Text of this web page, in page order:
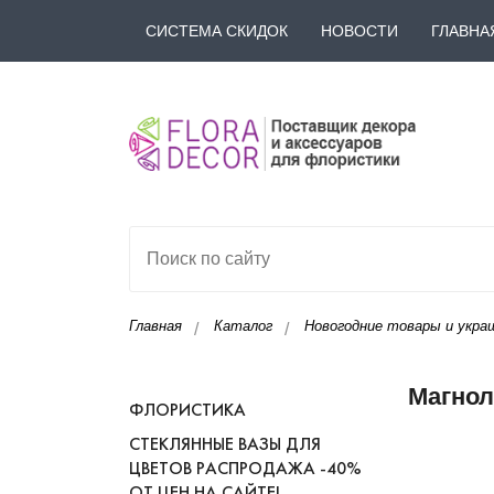
СИСТЕМА СКИДОК НОВОСТИ
Главная Каталог Новогодние товары и
ФЛОРИСТИКА
СТЕКЛЯННЫЕ ВАЗЫ ДЛЯ
ЦВЕТОВ РАСПРОДАЖА -40%